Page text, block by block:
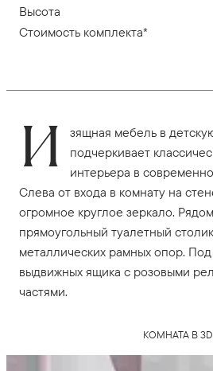
Высота
Стоимость комплекта*
И
зящная мебель в
подчеркивает
интерьера в
Слева от входа в комнату на
огромное круглое зеркало.
прямоугольный туалетный
металлических рамных опор.
выдвижных ящика с розовыми
частями.
КОМНАТА В 3D